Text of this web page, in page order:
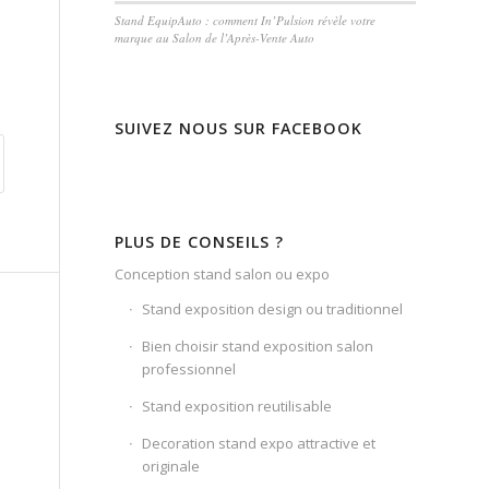
Stand EquipAuto : comment In’Pulsion révèle votre
marque au Salon de l’Après-Vente Auto
SUIVEZ NOUS SUR FACEBOOK
PLUS DE CONSEILS ?
Conception stand salon ou expo
Stand exposition design ou traditionnel
Bien choisir stand exposition salon
professionnel
Stand exposition reutilisable
Decoration stand expo attractive et
originale